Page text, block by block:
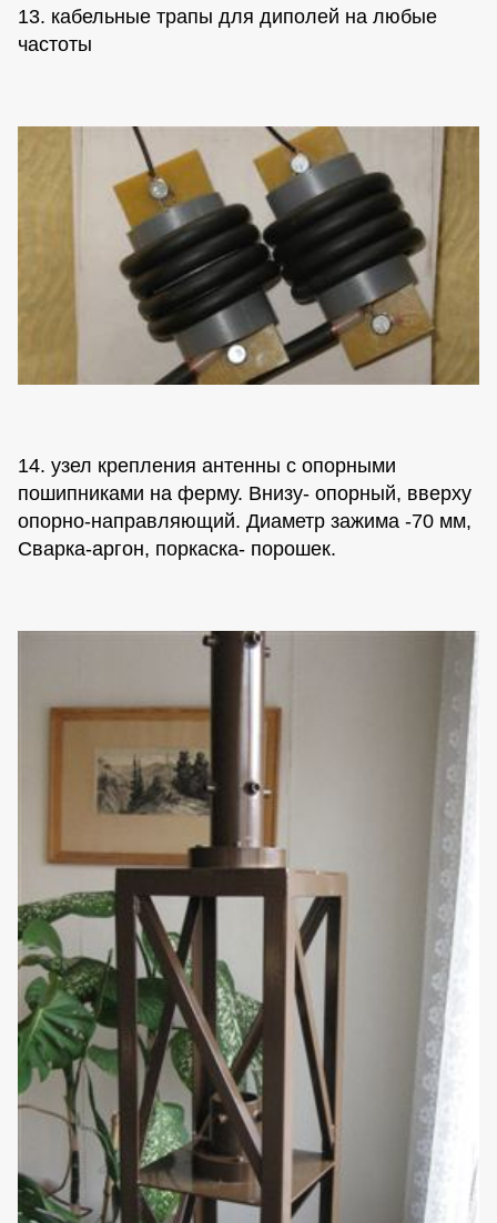
13. кабельные трапы для диполей на любые
частоты
14. узел крепления антенны с опорными
пошипниками на ферму. Внизу- опорный, вверху
опорно-направляющий. Диаметр зажима -70 мм,
Сварка-аргон, поркаска- порошек.